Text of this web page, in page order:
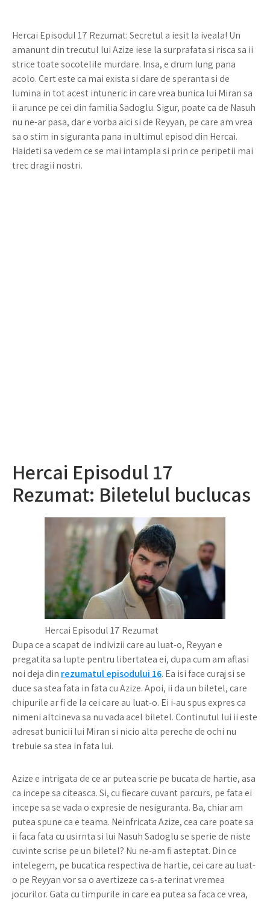
Hercai Episodul 17 Rezumat: Secretul a iesit la iveala! Un
amanunt din trecutul lui Azize iese la surprafata si risca sa ii
strice toate socotelile murdare. Insa, e drum lung pana
acolo. Cert este ca mai exista si dare de speranta si de
lumina in tot acest intuneric in care vrea bunica lui Miran sa
ii arunce pe cei din familia Sadoglu. Sigur, poate ca de Nasuh
nu ne-ar pasa, dar e vorba aici si de Reyyan, pe care am vrea
sa o stim in siguranta pana in ultimul episod din Hercai.
Haideti sa vedem ce se mai intampla si prin ce peripetii mai
trec dragii nostri.
Hercai Episodul 17
Rezumat: Biletelul buclucas
Hercai Episodul 17 Rezumat
Dupa ce a scapat de indivizii care au luat-o, Reyyan e
pregatita sa lupte pentru libertatea ei, dupa cum am aflasi
noi deja din rezumatul episodului 16. Ea isi face curaj si se
duce sa stea fata in fata cu Azize. Apoi, ii da un biletel, care
chipurile ar fi de la cei care au luat-o. Ei i-au spus expres ca
nimeni altcineva sa nu vada acel biletel. Continutul lui ii este
adresat bunicii lui Miran si nicio alta pereche de ochi nu
trebuie sa stea in fata lui.
Azize e intrigata de ce ar putea scrie pe bucata de hartie, asa
ca incepe sa citeasca. Si, cu fiecare cuvant parcurs, pe fata ei
incepe sa se vada o expresie de nesiguranta. Ba, chiar am
putea spune ca e teama. Neinfricata Azize, cea care poate sa
ii faca fata cu usirnta si lui Nasuh Sadoglu se sperie de niste
cuvinte scrise pe un biletel? Nu ne-am fi asteptat. Din ce
intelegem, pe bucatica respectiva de hartie, cei care au luat-
o pe Reyyan vor sa o avertizeze ca s-a terinat vremea
jocurilor. Gata cu timpurile in care ea putea sa faca ce vrea,